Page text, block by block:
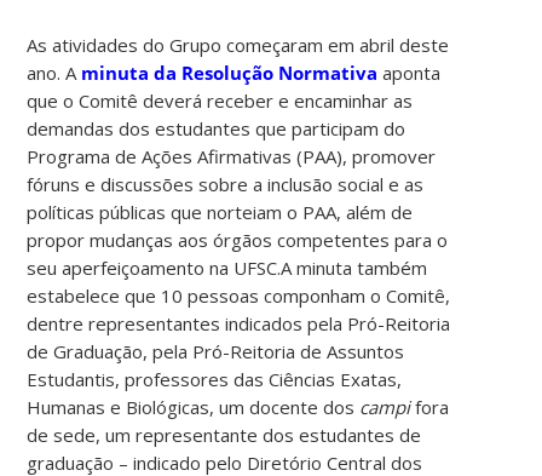
As atividades do Grupo começaram em abril deste
ano. A minuta da Resolução Normativaaponta
que o Comitê deverá receber e encaminhar as
demandas dos estudantes que participam do
Programa de Ações Afirmativas (PAA), promover
fóruns e discussões sobre a inclusão social e as
políticas públicas que norteiam o PAA, além de
propor mudanças aos órgãos competentes para o
seu aperfeiçoamento na UFSC.A minuta também
estabelece que 10 pessoas componham o Comitê,
dentre representantes indicados pela Pró-Reitoria
de Graduação, pela Pró-Reitoria de Assuntos
Estudantis, professores das Ciências Exatas,
Humanas e Biológicas, um docente dos campifora
de sede, um representante dos estudantes de
graduação – indicado pelo Diretório Central dos